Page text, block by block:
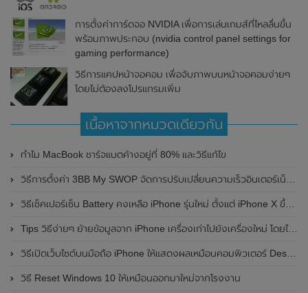
การตั้งค่าการ์ดจอ NVIDIA เพื่อการเล่นเกมส์ที่ไหลลื่นขึ้น
พร้อมภาพประกอบ (nvidia control panel settings for
gaming performance)
วิธีการแคปหน้าจอคอม เพื่อจับภาพบนหน้าจอคอมง่ายๆ
โดยไม่ต้องลงโปรแกรมเพิ่ม
เนื้อหาจากหมวดเดียวกัน
ทำไม MacBook ชาร์จแบตค้างอยู่ที่ 80% และวิธีแก้ไข
วิธีการตั้งค่า 3BB My SWOP จัดการปรับเปลี่ยนความเร็วอินเตอร์เน็ต 3BB Fiber ด้วยตัวเอง
วิธีเช็คเปอร์เซ็น Battery คงเหลือ iPhone รุ่นใหม่ ตั้งแต่ iPhone X ขึ้นไป
Tips วิธีง่ายๆ ย้ายข้อมูลจาก iPhone เครื่องเก่าไปยังเครื่องใหม่ โดยไม่ผ่านคอมพิวเตอร์
วิธีเปิดเว็บไซต์บนมือถือ iPhone ให้แสดงผลเหมือนคอมพิวเตอร์ Desktop
วิธี Reset Windows 10 ให้เหมือนออกมาใหม่จากโรงงาน